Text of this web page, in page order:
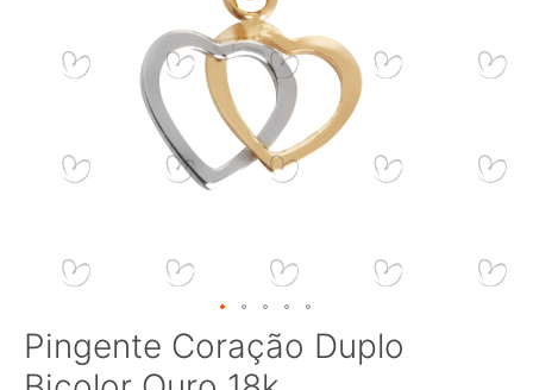
Saltar
para
o
Pingente Coração Duplo